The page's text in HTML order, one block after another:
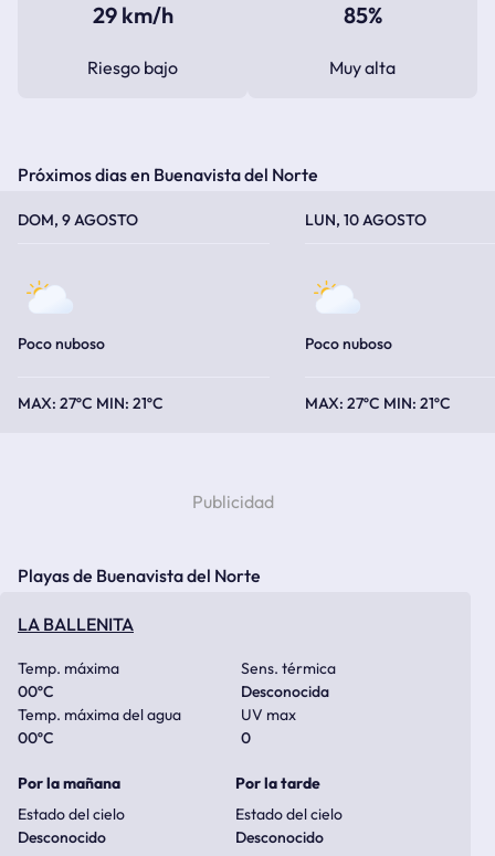
29 km/h
Riesgo bajo
85%
Muy alta
Próximos dias en Buenavista del Norte
DOM, 9 AGOSTO
Poco nuboso
27ºC 21ºC
LUN, 10 AGOSTO
Poco nuboso
27ºC 21ºC
Playas de Buenavista del Norte
LA BALLENITA
Temp. máxima
00ºC
Sens. térmica
Desconocida
Temp. máxima del agua
00ºC
UV max
0
Por la mañana
Estado del cielo
Desconocido
Por la tarde
Estado del cielo
Desconocido